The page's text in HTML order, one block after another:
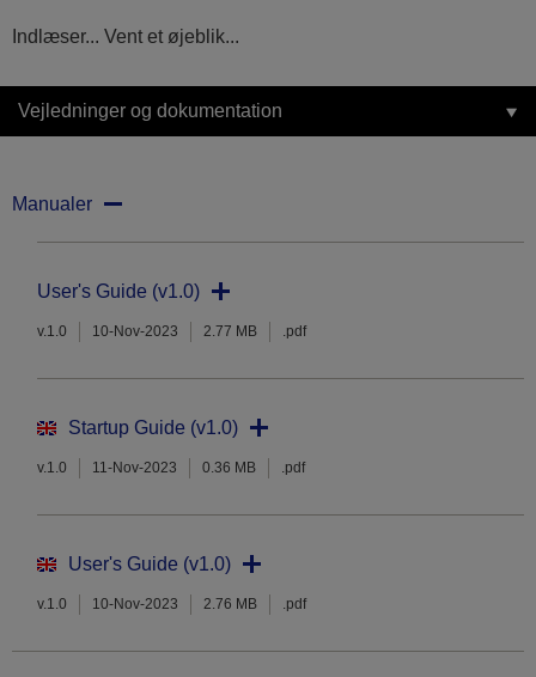
Indlæser... Vent et øjeblik...
Vejledninger og dokumentation
Manualer
User's Guide (v1.0)
v.1.0 10-Nov-2023 2.77 MB .pdf
Startup Guide (v1.0)
v.1.0 11-Nov-2023 0.36 MB .pdf
User's Guide (v1.0)
v.1.0 10-Nov-2023 2.76 MB .pdf